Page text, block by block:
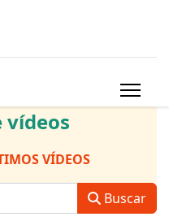
vídeos
VÍDEOS
Buscar